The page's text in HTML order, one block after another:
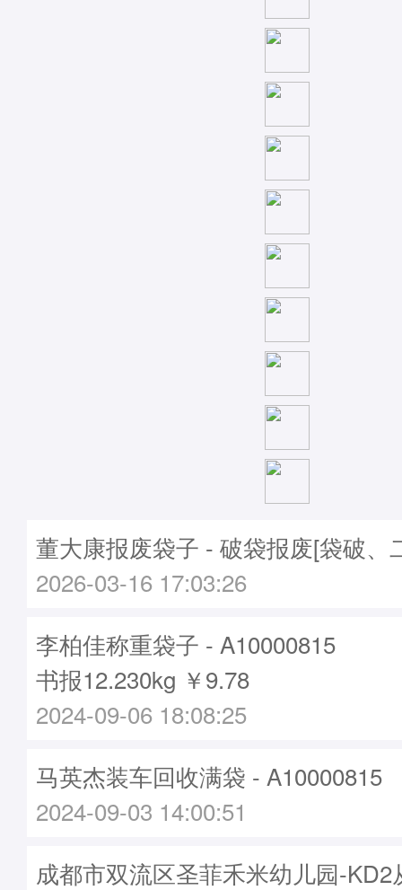
董大康报废袋子 - 破袋报废[袋破、
2026-03-16 17:03:26
李柏佳称重袋子 - A10000815
书报12.230kg ￥9.78
2024-09-06 18:08:25
马英杰装车回收满袋 - A10000815
2024-09-03 14:00:51
成都市双流区圣菲禾米幼儿园-KD2